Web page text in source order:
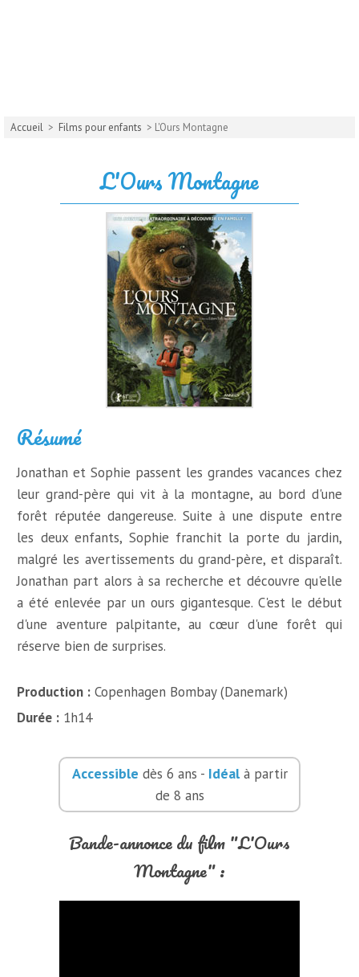
Accueil > Films pour enfants > L'Ours Montagne
L'Ours Montagne
Résumé
Jonathan et Sophie passent les grandes vacances chez
leur grand-père qui vit à la montagne, au bord d'une
forêt réputée dangereuse. Suite à une dispute entre
les deux enfants, Sophie franchit la porte du jardin,
malgré les avertissements du grand-père, et disparaît.
Jonathan part alors à sa recherche et découvre qu'elle
a été enlevée par un ours gigantesque. C'est le début
d'une aventure palpitante, au cœur d'une forêt qui
réserve bien de surprises.
Production : Copenhagen Bombay (Danemark)
Durée : 1h14
Accessible dès 6 ans - Idéalà partir
de 8 ans
Bande-annonce du film "L'Ours
Montagne" :